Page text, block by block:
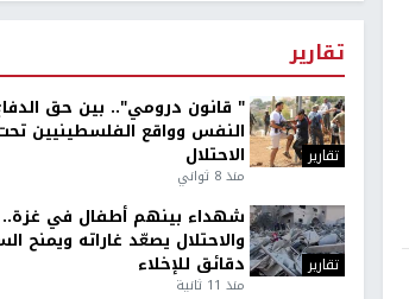
تقارير
تقارير
" قانون درومي".. بين حق
النفس وواقع الفلسطينيين
الاحتلال
منذ 8 ثواني
تقارير
شهداء بينهم أطفال في غزة..
والاحتلال يصعّد غاراته ويمنح
دقائق للإخلاء
منذ 11 ثانية